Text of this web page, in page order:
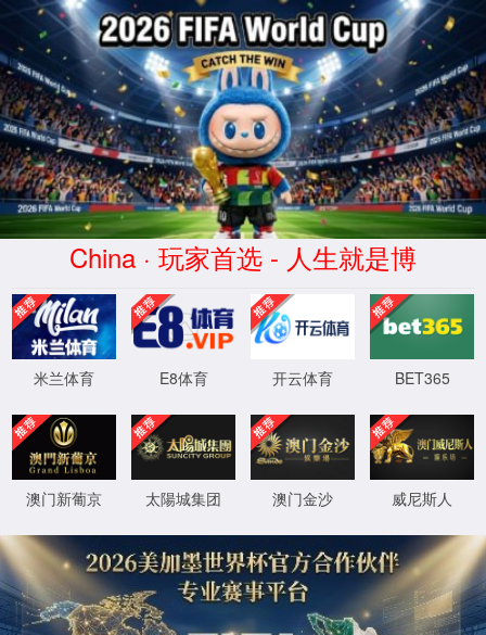
拉斯维加斯(Macau)股份有限公
司-Official website